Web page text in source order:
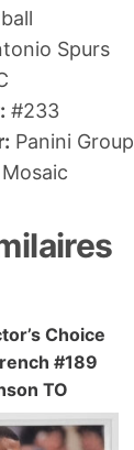
Spurs
#233
Panini Group
Choice
#189
TO